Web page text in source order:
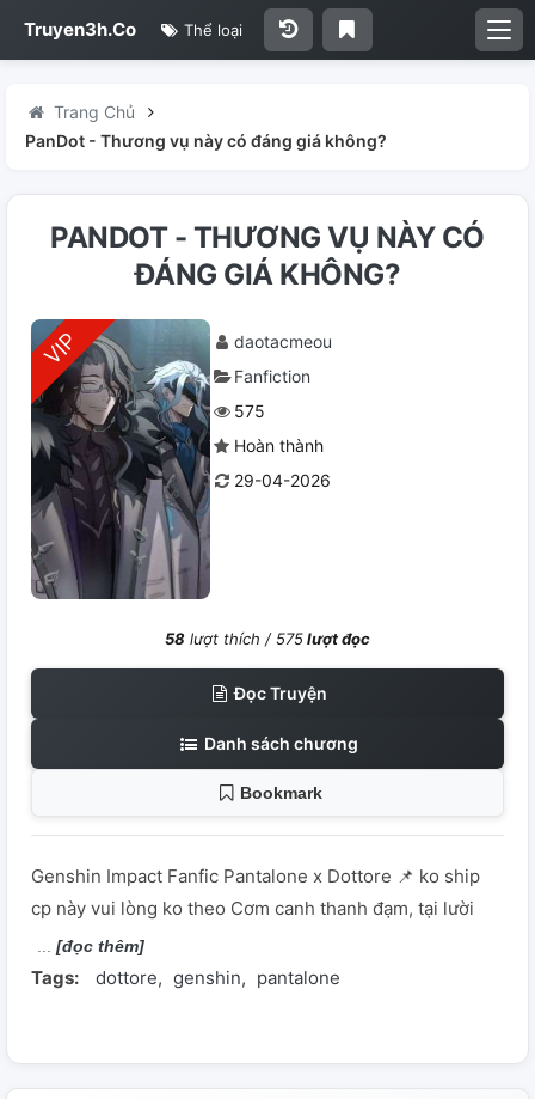
Truyen3h.Co Thể loại
Trang Chủ
PanDot - Thương vụ này có đáng giá không?
PANDOT - THƯƠNG VỤ NÀY CÓ
ĐÁNG GIÁ KHÔNG?
daotacmeou
Fanfiction
575
Hoàn thành
29-04-2026
58 lượt thích /575lượt đọc
Đọc Truyện
Danh sách chương
Bookmark
Genshin Impact Fanfic Pantalone x Dottore 📌 ko ship
cp này vui lòng ko theo Cơm canh thanh đạm, tại lười
[đọc thêm]
Tags: dottore genshin pantalone